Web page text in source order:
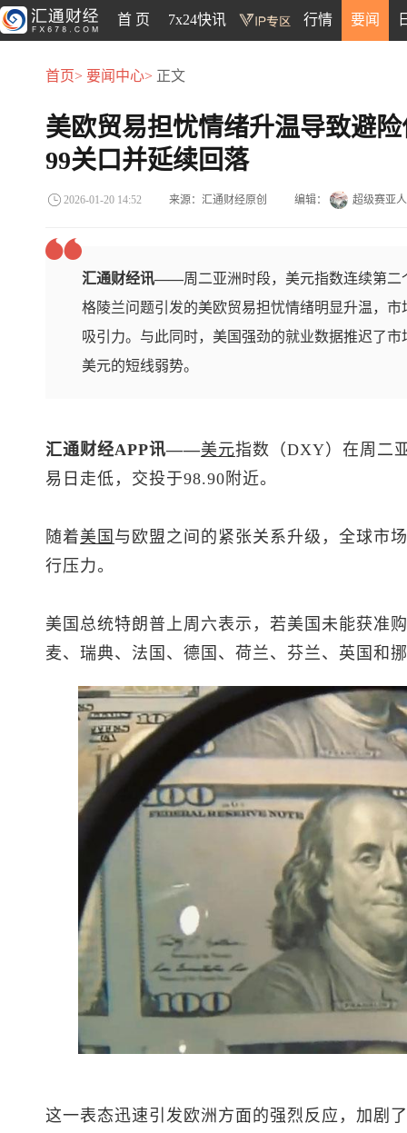
首 页 7x24快讯 行情 要闻
首页> 要闻中心> 正文
美欧贸易担忧情绪升温导致避
99关口并延续回落
2026-01-20 14:52 来源：汇通财经原创 编辑： 超级赛亚人
汇通财经讯——周二亚洲时段，美元指数连续第
格陵兰问题引发的美欧贸易担忧情绪明显升温，
吸引力。与此同时，美国强劲的就业数据推迟了
美元的短线弱势。
汇通财经APP讯——美元指数 （DXY）在周二
易日走低，交投于98.90附近。
随着美国 与欧盟之间的紧张关系升级，全球市
行压力。
美国总统特朗普上周六表示，若美国未能获准
麦、瑞典、法国、德国、荷兰、芬兰、英国和
这一表态迅速引发欧洲方面的强烈反应，加剧